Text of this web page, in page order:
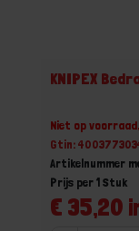
KNIPEX
Niet op
Gtin:
Artikelnummer
€ 35,20
Prijs per 1 Stuk